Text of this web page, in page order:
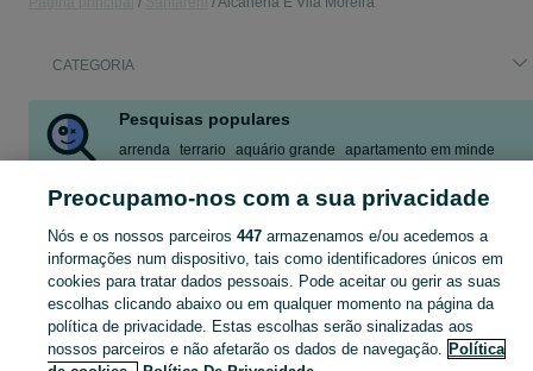
CATEGORIA
Pesquisas populares
arrenda terrario aquário grande
apartamento em minde
Mostrar Mais
Descubra os anúncios classificados gratuitos em Alcanena E Vila Moreira no OLX Portugal. Desde empregos a serviços e produtos, encontre tudo o que precisa localmente. Mostrar
Mapa do site
Mapa das freguesias
Preocupamo-nos com a sua privacidade
Nós e os nossos parceiros 447armazenamos e/ou acedemos a
informações num dispositivo, tais como identificadores únicos em
cookies para tratar dados pessoais. Pode aceitar ou gerir as suas
escolhas clicando abaixo ou em qualquer momento na página da
política de privacidade. Estas escolhas serão sinalizadas aos
nossos parceiros e não afetarão os dados de navegação. Política